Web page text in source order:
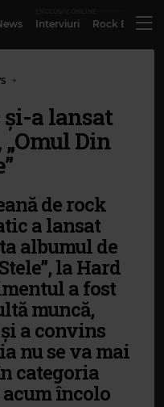
Interviuri Rock
a lansat
Din
de rock
a lansat
albumul de
la Hard
a fost
muncă,
a convins
nu se va mai
categoria
încolo